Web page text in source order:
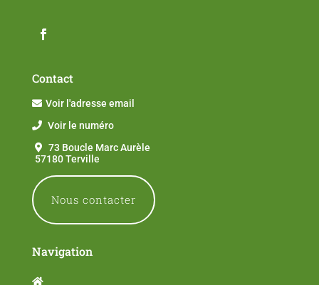
Contact
Voir l'adresse email
Voir le numéro
73 Boucle Marc Aurèle
57180 Terville
Nous contacter
Navigation